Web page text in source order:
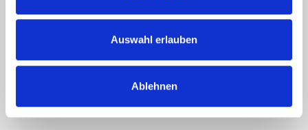
Auswahl erlauben
Ablehnen
Gut vorbereitete Besichtigungen
Als Wohnungsmakler in Nürnberg Eibach filtern wir die
echten Interessenten für Ihre Immobilie heraus.